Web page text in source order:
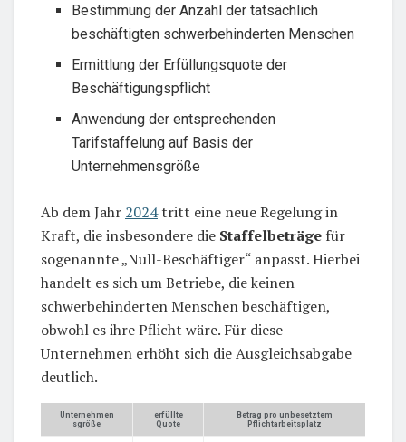
Bestimmung der Anzahl der tatsächlich
beschäftigten schwerbehinderten Menschen
Ermittlung der Erfüllungsquote der
Beschäftigungspflicht
Anwendung der entsprechenden
Tarifstaffelung auf Basis der
Unternehmensgröße
Ab dem Jahr 2024tritt eine neue Regelung in
Kraft, die insbesondere die Staffelbeträge für
sogenannte „Null-Beschäftiger“ anpasst. Hierbei
handelt es sich um Betriebe, die keinen
schwerbehinderten Menschen beschäftigen,
obwohl es ihre Pflicht wäre. Für diese
Unternehmen erhöht sich die Ausgleichsabgabe
deutlich.
Unternehmen
sgröße
erfüllte
Quote
Betrag pro unbesetztem
Pflichtarbeitsplatz